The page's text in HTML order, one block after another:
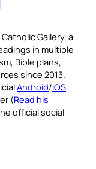
Gallery, a
in multiple
Bible plans,
since 2013.
Android/iOS
(Read his
official social